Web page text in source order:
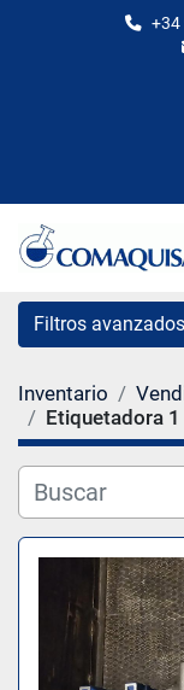
+34
Filtros avanzados
Categoría
Fabricante
Modelo
Inventario
Etiquetadora 1